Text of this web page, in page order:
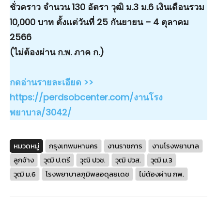
ชั่วคราว จำนวน 130 อัตรา วุฒิ ม.3 ม.6 เงินเดือนรวม
10,000 บาท ตั้งแต่วันที่ 25 กันยายน – 4 ตุลาคม
2566
(ไม่ต้องผ่าน ก.พ. ภาค ก.)
กดอ่านรายละเอียด >>
https://perdsobcenter.com/งานโรง
พยาบาล/3042/
หมวดหมู่ กรุงเทพมหานคร งานราชการ
งานโรงพยาบาล
ลูกจ้าง
วุฒิ ป.ตรี วุฒิ ปวช. วุฒิ ปวส.
วุฒิ ม.3
วุฒิ ม.6
โรงพยาบาลภูมิพลอดุลยเดช ไม่ต้องผ่าน กพ.